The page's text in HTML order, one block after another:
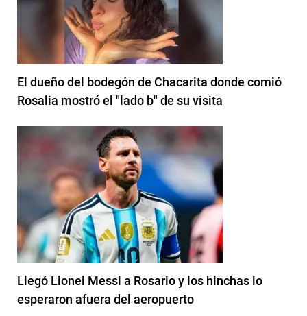
El dueño del bodegón de Chacarita donde comió
Rosalia mostró el "lado b" de su visita
Llegó Lionel Messi a Rosario y los hinchas lo
esperaron afuera del aeropuerto